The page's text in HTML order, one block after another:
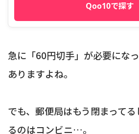
Qoo10で探す
急に「60円切手」が必要になっ
ありますよね。
でも、郵便局はもう閉まって
るのはコンビニ…。